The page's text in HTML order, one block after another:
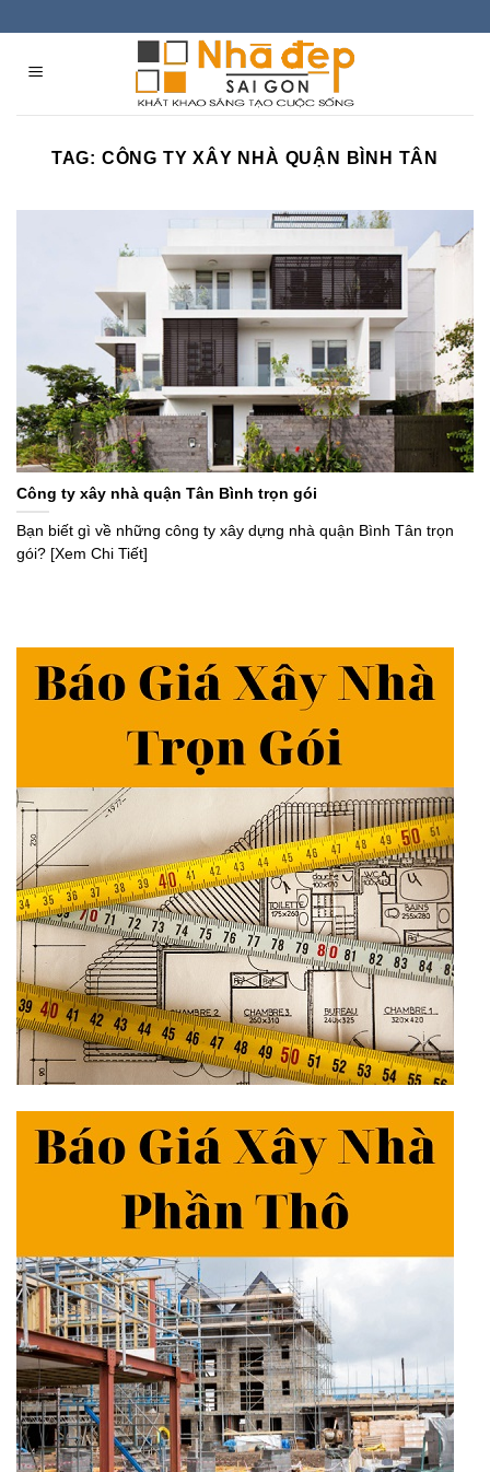
content
TAG: CÔNG TY XÂY NHÀ QUẬN BÌNH TÂN
Công ty xây nhà quận Tân Bình trọn gói
Bạn biết gì về những công ty xây dựng nhà quận Bình Tân trọn
gói? [Xem Chi Tiết]